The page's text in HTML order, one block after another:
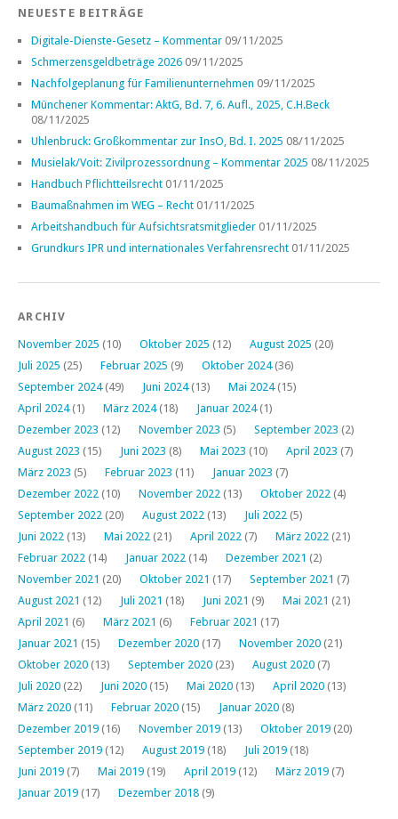
NEUESTE BEITRÄGE
Digitale-Dienste-Gesetz – Kommentar 09/11/2025
Schmerzensgeldbeträge 2026 09/11/2025
Nachfolgeplanung für Familienunternehmen 09/11/2025
Münchener Kommentar: AktG, Bd. 7, 6. Aufl., 2025, C.H.Beck
08/11/2025
Uhlenbruck: Großkommentar zur InsO, Bd. I. 2025 08/11/2025
Musielak/Voit: Zivilprozessordnung – Kommentar 2025 08/11/2025
Handbuch Pflichtteilsrecht 01/11/2025
Baumaßnahmen im WEG – Recht 01/11/2025
Arbeitshandbuch für Aufsichtsratsmitglieder 01/11/2025
Grundkurs IPR und internationales Verfahrensrecht 01/11/2025
ARCHIV
November 2025 (10) Oktober 2025 (12) August 2025 (20)
Juli 2025 (25) Februar 2025 (9) Oktober 2024(36)
September 2024(49) Juni 2024(13) Mai 2024(15)
April 2024(1) März 2024(18) Januar 2024(1)
Dezember 2023 (12) November 2023 (5) September 2023 (2)
August 2023 (15) Juni 2023 (8) Mai 2023 (10) April 2023 (7)
März 2023 (5) Februar 2023 (11) Januar 2023 (7)
Dezember 2022 (10) November 2022 (13) Oktober 2022 (4)
September 2022 (20) August 2022 (13) Juli 2022 (5)
Juni 2022 (13) Mai 2022 (21) April 2022 (7) März 2022 (21)
Februar 2022 (14) Januar 2022 (14) Dezember 2021 (2)
November 2021 (20) Oktober 2021 (17) September 2021 (7)
August 2021 (12) Juli 2021 (18) Juni 2021 (9) Mai 2021 (21)
April 2021 (6) März 2021 (6) Februar 2021 (17)
Januar 2021 (15) Dezember 2020 (17) November 2020 (21)
Oktober 2020 (13) September 2020 (23) August 2020 (7)
Juli 2020 (22) Juni 2020 (15) Mai 2020 (13) April 2020 (13)
März 2020 (11) Februar 2020 (15) Januar 2020 (8)
Dezember 2019 (16) November 2019 (13) Oktober 2019 (20)
September 2019 (12) August 2019 (18) Juli 2019 (18)
Juni 2019 (7) Mai 2019 (19) April 2019 (12) März 2019 (7)
Januar 2019 (17) Dezember 2018 (9)